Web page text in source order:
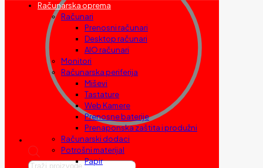
Products
Računarska oprema
Računari
Prenosni računari
Desktop računari
AIO računari
Monitori
Računarska periferija
Miševi
Tastature
Web Kamere
Prenosne baterije
Prenaponska zaštita i produžni
Računarski dodaci
Potrošni materijal
Papir